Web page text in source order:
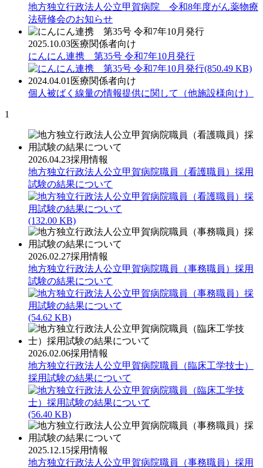
地方独立行政法人公立甲賀病院 令和8年度がん薬物療
法研修会のお知らせ
2025.10.03医療関係者向け
にんにん連携 第35号 令和7年10月発行
(850.49 KB)
2024.04.01 医療関係者向け
個人被ばく線量の情報提供に関して（他施設様向け）
1
2026.04.23採用情報
地方独立行政法人公立甲賀病院職員（看護職員）採用
試験の結果について
(132.00 KB)
2026.02.27採用情報
地方独立行政法人公立甲賀病院職員（事務職員）採用
試験の結果について
(54.62 KB)
2026.02.06採用情報
地方独立行政法人公立甲賀病院職員（臨床工学技士）
採用試験の結果について
(56.40 KB)
2025.12.15採用情報
地方独立行政法人公立甲賀病院職員（事務職員）採用